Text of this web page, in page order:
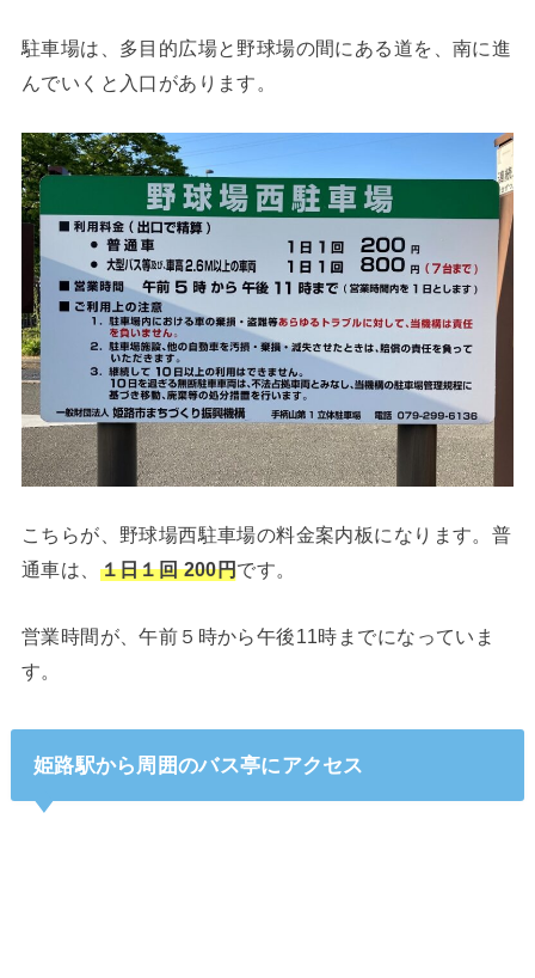
駐車場は、多目的広場と野球場の間にある道を、南に進
んでいくと入口があります。
こちらが、野球場西駐車場の料金案内板になります。普
通車は、 １日１回 200円です。
営業時間が、午前５時から午後11時までになっていま
す。
姫路駅から周囲のバス亭にアクセス